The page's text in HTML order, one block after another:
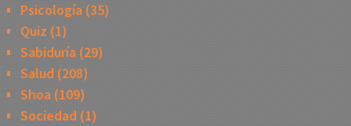
Psicología(35)
Quiz (1)
Sabiduría(29)
Salud (208)
Shoa(109)
Sociedad(1)